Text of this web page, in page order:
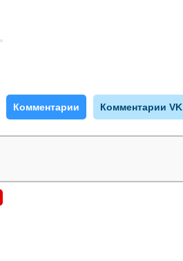
Комментарии Комментарии VK